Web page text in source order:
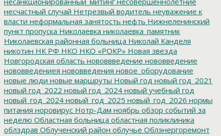
несчастный случай Нетрезвый водитель неуважение к
власти неформальная занятость нефть Нижнеленинский
пункт пропуска Николаевка николаевка_памятник
Николаевская районная больница Николай Канделя
никотин НК РФ НКО НКО «РОКР» Новая звезда
Новгородская область нововвведение нововведение
нововведениея нововведения новое_оборудование
новые люди новые маршруты Новый год новый год_2021
новый год_2022 новый год_2024 новый учебный год
новый_год_2024 новый_год_2025 новый_год_2026 нормы
питания норовирус Нотр-Дам ноябрь обзор событий за
неделю Областная больница областная поликлиника
облздрав Облученский район облучье Облэнергоремонт